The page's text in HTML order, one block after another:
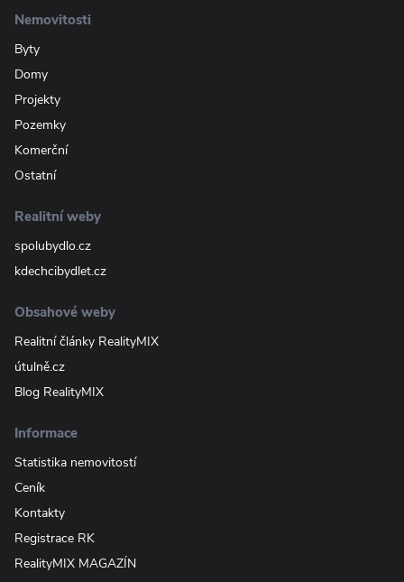
Nemovitosti
Byty
Domy
Projekty
Pozemky
Komerční
Ostatní
Realitní weby
spolubydlo.cz
kdechcibydlet.cz
Obsahové weby
Realitní články RealityMIX
útulně.cz
Blog RealityMIX
Informace
Statistika nemovitostí
Ceník
Kontakty
Registrace RK
RealityMIX MAGAZÍN